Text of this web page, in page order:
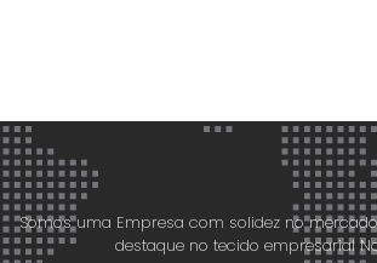
Somos uma Empresa com solidez no
destaque no tecido empresarial